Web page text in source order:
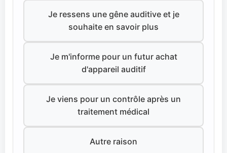
Je ressens une gêne auditive et je
souhaite en savoir plus
Je m'informe pour un futur achat
d'appareil auditif
Je viens pour un contrôle après un
traitement médical
Autre raison